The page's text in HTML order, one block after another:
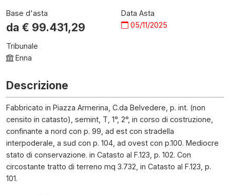
Base d'asta
da € 99.431,29
Data Asta
05/11/2025
Tribunale
Enna
Descrizione
Fabbricato in Piazza Armerina, C.da Belvedere, p. int. (non
censito in catasto), semint, T, 1°, 2°, in corso di costruzione,
confinante a nord con p. 99, ad est con stradella
interpoderale, a sud con p. 104, ad ovest con p.100. Mediocre
stato di conservazione. in Catasto al F.123, p. 102. Con
circostante tratto di terreno mq 3.732, in Catasto al F.123, p.
101.